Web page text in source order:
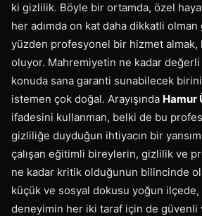
ki gizlilik. Böyle bir ortamda, özel
her adımda on kat daha dikkatli
yüzden profesyonel bir hizmet almak,
oluyor. Mahremiyetin ne kadar
konuda sana garanti sunabilecek
istemen çok doğal. Arayışında Hamur
ifadesini kullanman, belki de bu
gizliliğe duyduğun ihtiyacın bir
çalışan eğitimli bireylerin, gizlilik ve
ne kadar kritik olduğunun bilincinde
küçük ve sosyal dokusu yoğun ilçede,
deneyimin her iki taraf için de güvenli